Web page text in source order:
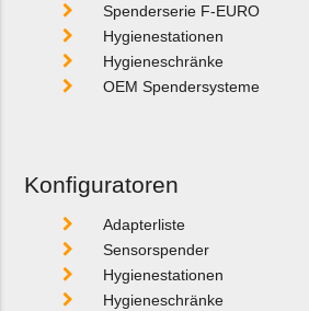
Spenderserie F-EURO
Hygienestationen
Hygieneschränke
OEM Spendersysteme
Konfiguratoren
Adapterliste
Sensorspender
Hygienestationen
Hygieneschränke